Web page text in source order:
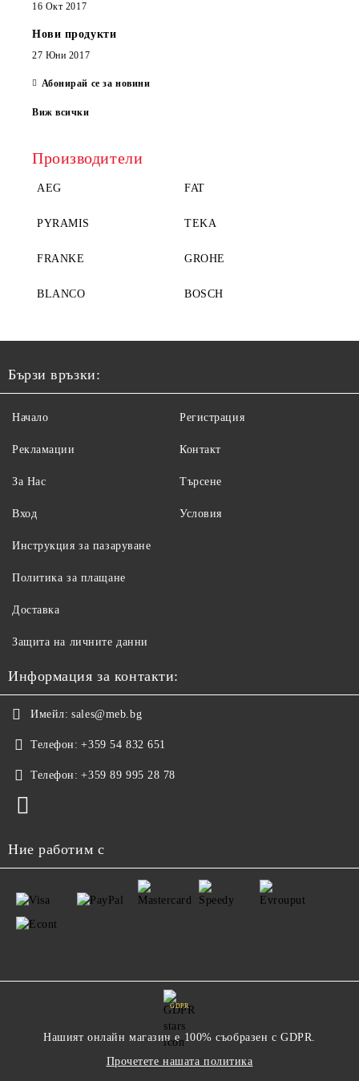
16 Окт 2017
Нови продукти
27 Юни 2017
Абонирай се за новини
Виж всички
Производители
AEG FAT
PYRAMIS TEKA
FRANKE GROHE
BLANCO BOSCH
Бързи връзки:
Начало
Рекламации
За Нас
Вход
Регистрация
Контакт
Търсене
Условия
Инструкция за пазаруване
Политика за плащане
Доставка
Защита на личните данни
Информация за контакти:
Имейл: sales@meb.bg
Телефон: +359 54 832 651
Телефон: +359 89 995 28 78
Ние работим с
GDPR
Нашият онлайн магазин е 100% съобразен с GDPR.
Прочетете нашата политика